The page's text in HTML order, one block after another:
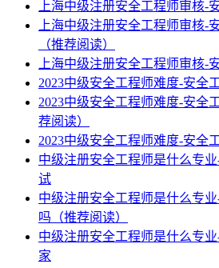
上海中级注册安全工程师审核-
上海中级注册安全工程师审核-
（推荐阅读）
上海中级注册安全工程师审核-
2023中级安全工程师难度-安全
2023中级安全工程师难度-安全
荐阅读）
2023中级安全工程师难度-安全
中级注册安全工程师是什么专
试
中级注册安全工程师是什么专
吗（推荐阅读）
中级注册安全工程师是什么专
家